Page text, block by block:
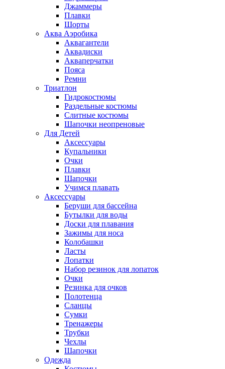
Джаммеры
Плавки
Шорты
Аква Аэробика
Аквагантели
Аквадиски
Акваперчатки
Пояса
Ремни
Триатлон
Гидрокостюмы
Раздельные костюмы
Слитные костюмы
Шапочки неопреновые
Для Детей
Аксессуары
Купальники
Очки
Плавки
Шапочки
Учимся плавать
Аксессуары
Беруши для бассейна
Бутылки для воды
Доски для плавания
Зажимы для носа
Колобашки
Ласты
Лопатки
Набор резинок для лопаток
Очки
Резинка для очков
Полотенца
Сланцы
Сумки
Тренажеры
Трубки
Чехлы
Шапочки
Одежда